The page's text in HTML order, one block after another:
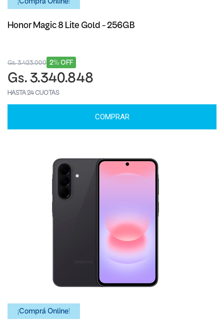
¡Comprá Online!
Honor Magic 8 Lite Gold - 256GB
2% OFF
Gs. 3.423.000
Gs. 3.340.848
HASTA 24 CUOTAS
COMPRAR
¡Comprá Online!